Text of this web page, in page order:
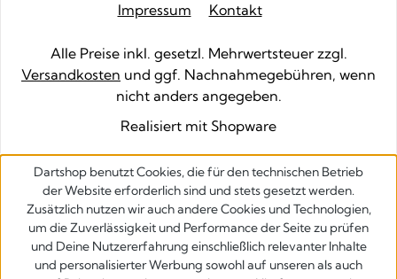
Impressum Kontakt
Alle Preise inkl. gesetzl. Mehrwertsteuer zzgl.
Versandkosten und ggf. Nachnahmegebühren, wenn
nicht anders angegeben.
Realisiert mit Shopware
Dartshop benutzt Cookies, die für den technischen Betrieb
der Website erforderlich sind und stets gesetzt werden.
Zusätzlich nutzen wir auch andere Cookies und Technologien,
um die Zuverlässigkeit und Performance der Seite zu prüfen
und Deine Nutzererfahrung einschließlich relevanter Inhalte
und personalisierter Werbung sowohl auf unseren als auch